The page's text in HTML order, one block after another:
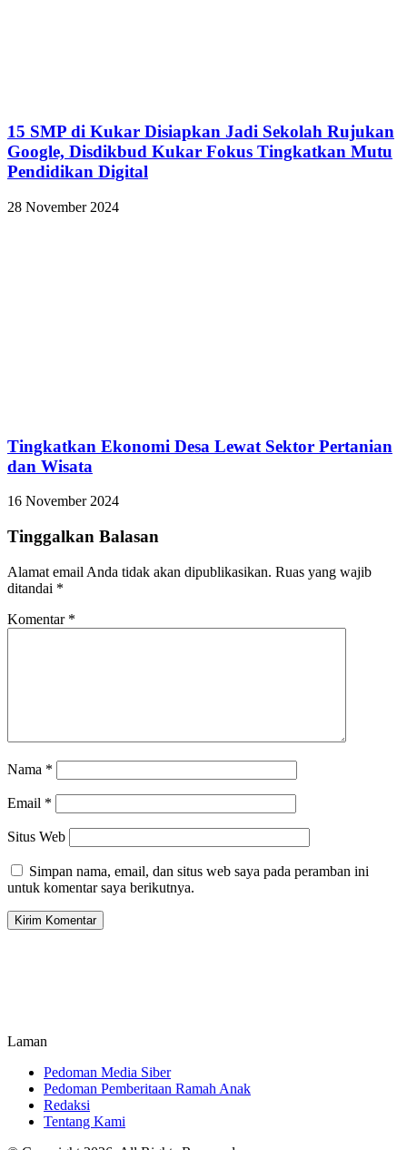
15 SMP di Kukar Disiapkan Jadi Sekolah Rujukan
Google, Disdikbud Kukar Fokus Tingkatkan Mutu
Pendidikan Digital
28 November 2024
Tingkatkan Ekonomi Desa Lewat Sektor Pertanian
dan Wisata
16 November 2024
Tinggalkan Balasan
Alamat email Anda tidak akan dipublikasikan. Ruas yang wajib
ditandai *
Komentar *
Nama *
Email *
Situs Web
Simpan nama, email, dan situs web saya pada peramban ini
untuk komentar saya berikutnya.
Laman
Pedoman Media Siber
Pedoman Pemberitaan Ramah Anak
Redaksi
Tentang Kami